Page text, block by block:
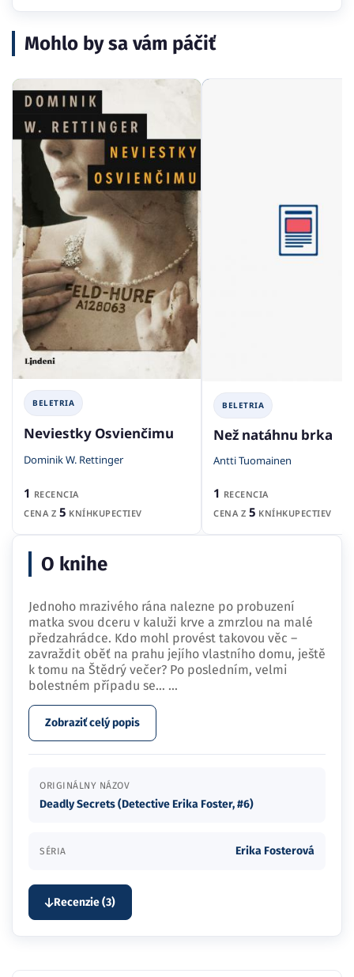
Mohlo by sa vám páčiť
BELETRIA
Neviestky Osvienčimu
Dominik W. Rettinger
1 RECENCIA
CENA Z 5 KNÍHKUPECTIEV
BELETRIA
Než natáhnu brka
Antti Tuomainen
1 RECENCIA
CENA Z 5 KNÍHKUPECTIEV
O knihe
Jednoho mrazivého rána nalezne po probuzení
matka svou dceru v kaluži krve a zmrzlou na malé
předzahrádce. Kdo mohl provést takovou věc –
zavraždit oběť na prahu jejího vlastního domu, ještě
k tomu na Štědrý večer? Po posledním, velmi
bolestném případu se… ...
Zobraziť celý popis
ORIGINÁLNY NÁZOV
Deadly Secrets (Detective Erika Foster, #6)
SÉRIA Erika Fosterová
Recenzie (3)